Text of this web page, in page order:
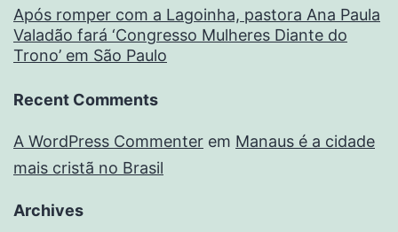
Após romper com a Lagoinha, pastora Ana Paula
Valadão fará ‘Congresso Mulheres Diante do
Trono’ em São Paulo
Recent Comments
A WordPress Commenter em Manaus é a cidade
mais cristã no Brasil
Archives